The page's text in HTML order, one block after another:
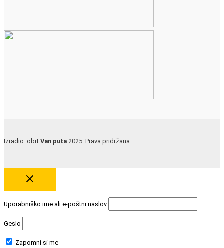
Izradio: obrt Van puta 2025. Prava pridržana.
Uporabniško ime ali e-poštni naslov
Geslo
Zapomni si me